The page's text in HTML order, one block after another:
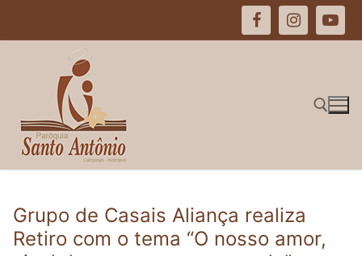
Pesquisar por:
Grupo de Casais Aliança realiza
Retiro com o tema “O nosso amor,